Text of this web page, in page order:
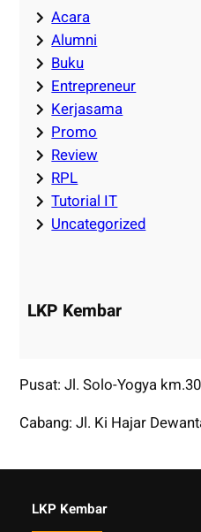
Acara
Alumni
Buku
Entrepreneur
Kerjasama
Promo
Review
RPL
Tutorial IT
Uncategorized
LKP Kembar
Pusat: Jl. Solo-Yogya
Cabang: Jl. Ki Hajar
LKP Kembar